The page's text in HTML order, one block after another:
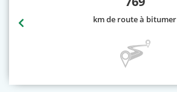
km de route à bitumer